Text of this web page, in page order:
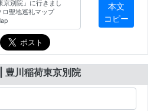
本文
コピー
豊川稲荷東京別院